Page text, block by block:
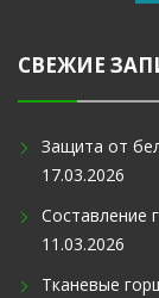
СВЕЖИЕ
Защита от
17.03.2026
Составление
11.03.2026
Тканевые